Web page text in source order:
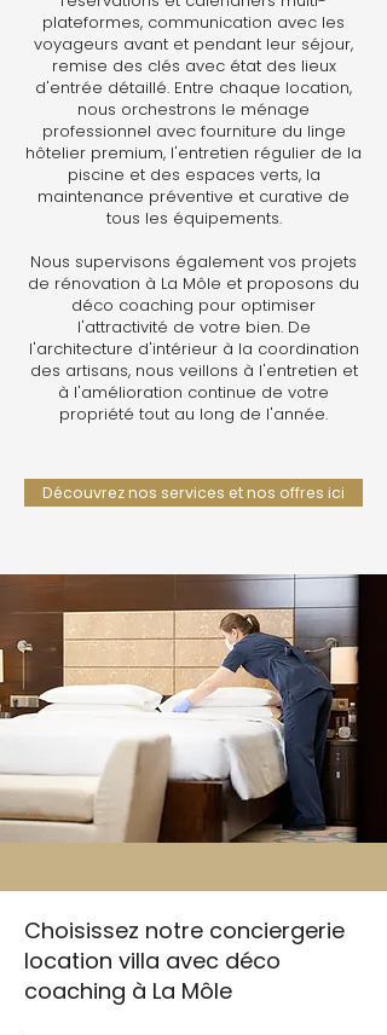
plateformes, communication avec les
voyageurs avant et pendant leur séjour,
remise des clés avec état des lieux
d'entrée détaillé. Entre chaque location,
nous orchestrons le ménage
professionnel avec fourniture du linge
hôtelier premium, l'entretien régulier de la
piscine et des espaces verts, la
maintenance préventive et curative de
tous les équipements.
Nous supervisons également vos projets
de rénovation à La Môle et proposons du
déco coaching pour optimiser
l'attractivité de votre bien. De
l'architecture d'intérieur à la coordination
des artisans, nous veillons à l'entretien et
à l'amélioration continue de votre
propriété tout au long de l'année.
Découvrez nos services et nos offres ici
Choisissez notre conciergerie
location villa avec déco
coaching à La Môle